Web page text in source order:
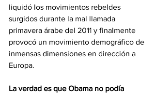
liquidó los movimientos rebeldes
surgidos durante la mal llamada
primavera árabe del 2011 y finalmente
provocó un movimiento demográfico de
inmensas dimensiones en dirección a
Europa.
La verdad es que Obama no podía